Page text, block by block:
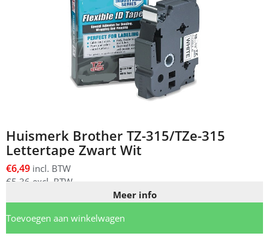
Huismerk Brother TZ-315/TZe-315
Lettertape Zwart Wit
€6,49 incl. BTW
€5,36 excl. BTW
Meer info
Toevoegen aan winkelwagen